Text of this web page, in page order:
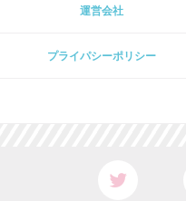
運営会社
プライパシーポリシー